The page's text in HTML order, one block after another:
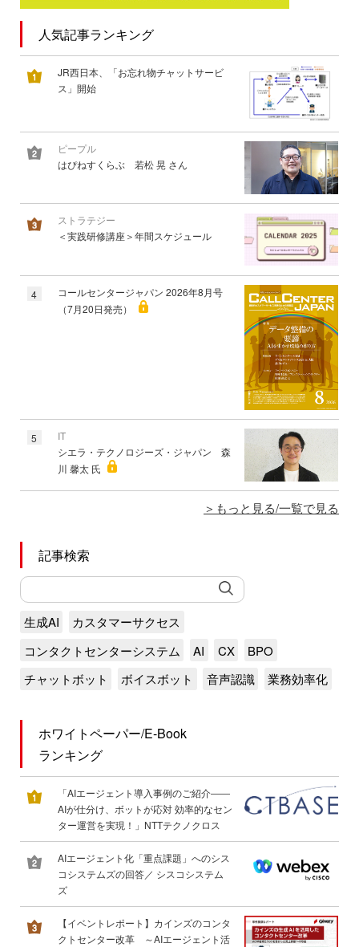
人気記事ランキング
JR西日本、「お忘れ物チャットサービ
ス」開始
ピープル
はぴねすくらぶ 若松 晃 さん
ストラテジー
＜実践研修講座＞年間スケジュール
4
コールセンタージャパン 2026年8月号
（7月20日発売）
5
IT
シエラ・テクノロジーズ・ジャパン 森
川 馨太 氏
もっと見る/一覧で見る
記事検索
生成AI
カスタマーサクセス
コンタクトセンターシステム
AI CX
BPO
チャットボット
ボイスボット 音声認識 業務効率化
ホワイトペーパー/E-Book
ランキング
「AIエージェント導入事例のご紹介――
AIが仕分け、ボットが応対 効率的なセン
ター運営を実現！」NTTテクノクロス
AIエージェント化「重点課題」へのシス
コシステムズの回答／ シスコシステム
ズ
【イベントレポート】カインズのコンタ
クトセンター改革 ～AIエージェント活